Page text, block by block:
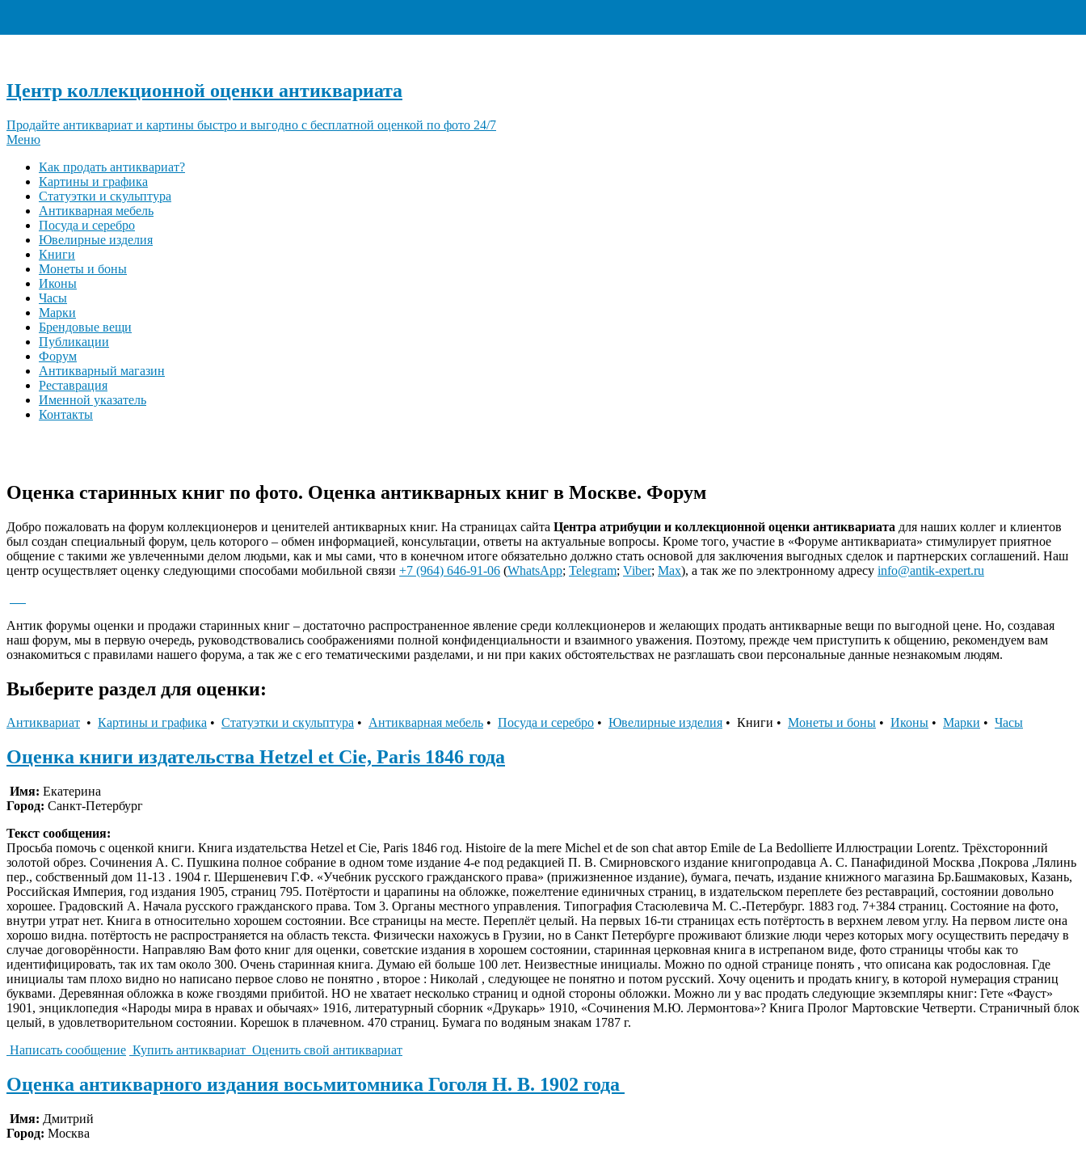
Центр коллекционной оценки антиквариата
Продайте антиквариат и картины быстро и выгодно с бесплатной оценкой по фото 24/7
Меню
Как продать антиквариат?
Картины и графика
Статуэтки и скульптура
Антикварная мебель
Посуда и серебро
Ювелирные изделия
Книги
Монеты и боны
Иконы
Часы
Марки
Брендовые вещи
Публикации
Форум
Антикварный магазин
Реставрация
Именной указатель
Контакты
Оценка старинных книг по фото. Оценка антикварных книг в Москве. Форум
Добро пожаловать на форум коллекционеров и ценителей антикварных книг. На страницах сайта Центра атрибуции и коллекционной оценки антиквариата для наших коллег и клиентов
был создан специальный форум, цель которого – обмен информацией, консультации, ответы на актуальные вопросы. Кроме того, участие в «Форуме антиквариата» стимулирует приятное
общение с такими же увлеченными делом людьми, как и мы сами, что в конечном итоге обязательно должно стать основой для заключения выгодных сделок и партнерских соглашений. Наш
центр осуществляет оценку следующими способами мобильной связи +7 (964) 646-91-06 (WhatsApp; Telegram; Viber; Max), а так же по электронному адресу info@antik-expert.ru
Антик форумы оценки и продажи старинных книг – достаточно распространенное явление среди коллекционеров и желающих продать антикварные вещи по выгодной цене. Но, создавая
наш форум, мы в первую очередь, руководствовались соображениями полной конфиденциальности и взаимного уважения. Поэтому, прежде чем приступить к общению, рекомендуем вам
ознакомиться с правилами нашего форума, а так же с его тематическими разделами, и ни при каких обстоятельствах не разглашать свои персональные данные незнакомым людям.
Выберите раздел для оценки:
Антиквариат • Картины и графика • Статуэтки и скульптура • Антикварная мебель • Посуда и серебро • Ювелирные изделия • Книги • Монеты и боны • Иконы • Марки • Часы
Оценка книги издательства Hetzel et Cie, Paris 1846 года
Имя: Екатерина
Город: Санкт-Петербург
Текст сообщения:
Просьба помочь с оценкой книги. Книга издательства Hetzel et Cie, Paris 1846 год. Histoire de la mere Michel et de son chat автор Emile de La Bedollierre Иллюстрации Lorentz. Трёхсторонний
золотой обрез. Сочинения А. С. Пушкина полное собрание в одном томе издание 4-е под редакцией П. В. Смирновского издание книгопродавца А. С. Панафидиной Москва ,Покрова ,Лялинь
пер., собственный дом 11-13 . 1904 г. Шершеневич Г.Ф. «Учебник русского гражданского права» (прижизненное издание), бумага, печать, издание книжного магазина Бр.Башмаковых, Казань,
Российская Империя, год издания 1905, страниц 795. Потёртости и царапины на обложке, пожелтение единичных страниц, в издательском переплете без реставраций, состоянии довольно
хорошее. Градовский А. Начала русского гражданского права. Том 3. Органы местного управления. Типография Стасюлевича М. С.-Петербург. 1883 год. 7+384 страниц. Состояние на фото,
внутри утрат нет. Книга в относительно хорошем состоянии. Все страницы на месте. Переплёт целый. На первых 16-ти страницах есть потёртость в верхнем левом углу. На первом листе она
хорошо видна. потёртость не распространяется на область текста. Физически нахожусь в Грузии, но в Санкт Петербурге проживают близкие люди через которых могу осуществить передачу в
случае договорённости. Направляю Вам фото книг для оценки, советские издания в хорошем состоянии, старинная церковная книга в истрепаном виде, фото страницы чтобы как то
идентифицировать, так их там около 300. Очень старинная книга. Думаю ей больше 100 лет. Неизвестные инициалы. Можно по одной странице понять , что описана как родословная. Где
инициалы там плохо видно но написано первое слово не понятно , второе : Николай , следующее не понятно и потом русский. Хочу оценить и продать книгу, в которой нумерация страниц
буквами. Деревянная обложка в коже гвоздями прибитой. НО не хватает несколько страниц и одной стороны обложки. Можно ли у вас продать следующие экземпляры книг: Гете «Фауст»
1901, энциклопедия «Народы мира в нравах и обычаях» 1916, литературный сборник «Друкарь» 1910, «Сочинения М.Ю. Лермонтова»? Книга Пролог Мартовские Четверти. Страничный блок
целый, в удовлетворительном состоянии. Корешок в плачевном. 470 страниц. Бумага по водяным знакам 1787 г.
Написать сообщение Купить антиквариат Оценить свой антиквариат
Оценка антикварного издания восьмитомника Гоголя Н. В. 1902 года
Имя: Дмитрий
Город: Москва